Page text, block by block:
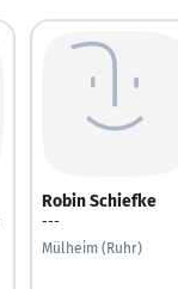
Robin Schiefke
---
Mülheim (Ruhr)